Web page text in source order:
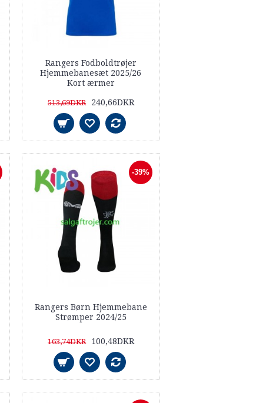
Rangers Fodboldtrøjer
Hjemmebanesæt 2025/26
Kort ærmer
513,69DKR 240,66DKR
-39%
Rangers Børn Hjemmebane
Strømper 2024/25
163,74DKR 100,48DKR